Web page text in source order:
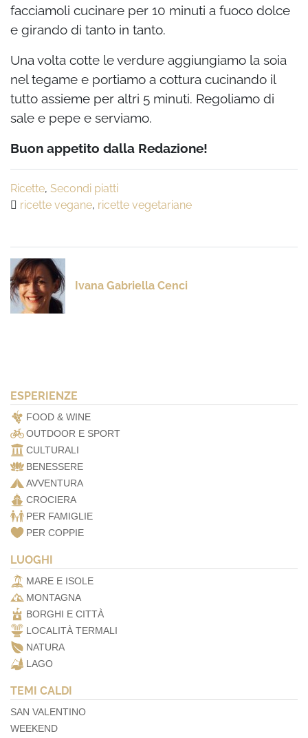
facciamoli cucinare per 10 minuti a fuoco dolce
e girando di tanto in tanto.
Una volta cotte le verdure aggiungiamo la soia
nel tegame e portiamo a cottura cucinando il
tutto assieme per altri 5 minuti. Regoliamo di
sale e pepe e serviamo.
Buon appetito dalla Redazione!
Ricette, Secondi piatti
ricette vegane, ricette vegetariane
Ivana Gabriella Cenci
ESPERIENZE
FOOD & WINE
OUTDOOR E SPORT
CULTURALI
BENESSERE
AVVENTURA
CROCIERA
PER FAMIGLIE
PER COPPIE
LUOGHI
MARE E ISOLE
MONTAGNA
BORGHI E CITTÀ
LOCALITÀ TERMALI
NATURA
LAGO
TEMI CALDI
SAN VALENTINO
WEEKEND